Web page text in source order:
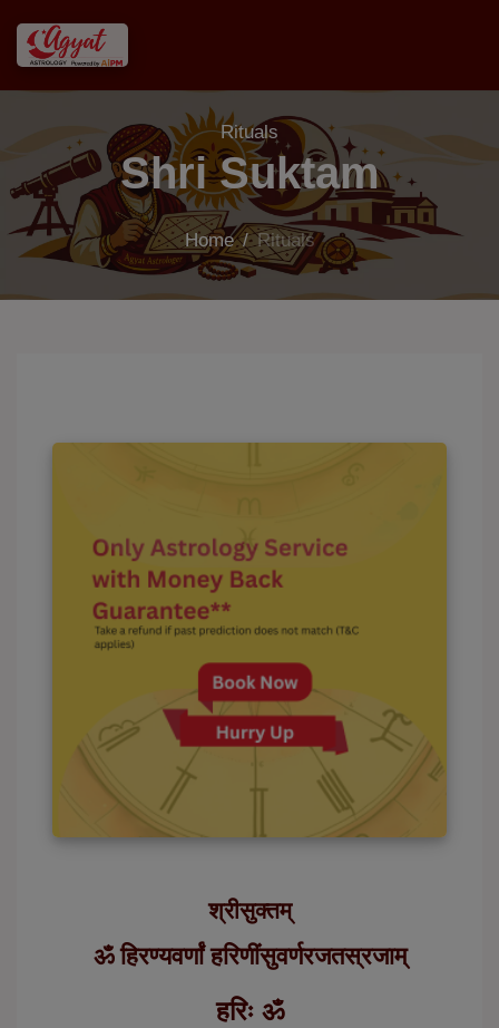
Rituals
Shri Suktam
Home / Rituals
श्रीसुक्तम्
ॐ हिरण्यवर्णां हरिणींसुवर्णरजतस्रजाम्
हरिः ॐ